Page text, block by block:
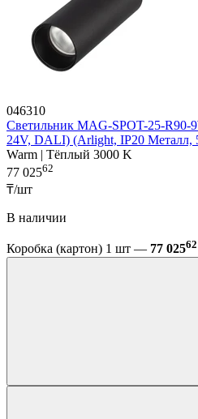
046310
Светильник MAG-SPOT-25-R90-
24V, DALI) (Arlight, IP20 Металл,
Warm | Тёплый 3000 K
77 02562
₸/шт
В наличии
Коробка (картон) 1 шт — 77 02562